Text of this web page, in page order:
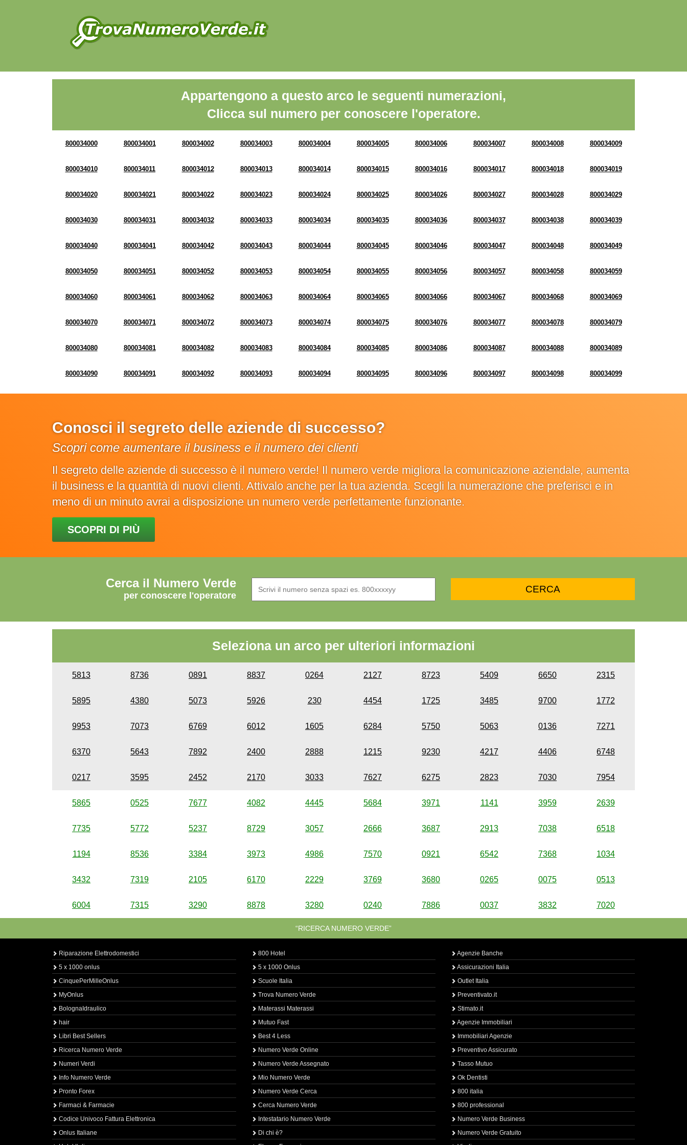
Appartengono a questo arco le seguenti numerazioni,
Clicca sul numero per conoscere l'operatore.
800034000 800034001 800034002 800034003 800034004 800034005 800034006 800034007 800034008 800034009
800034010 800034011 800034012 800034013 800034014 800034015 800034016 800034017 800034018 800034019
800034020 800034021 800034022 800034023 800034024 800034025 800034026 800034027 800034028 800034029
800034030 800034031 800034032 800034033 800034034 800034035 800034036 800034037 800034038 800034039
800034040 800034041 800034042 800034043 800034044 800034045 800034046 800034047 800034048 800034049
800034050 800034051 800034052 800034053 800034054 800034055 800034056 800034057 800034058 800034059
800034060 800034061 800034062 800034063 800034064 800034065 800034066 800034067 800034068 800034069
800034070 800034071 800034072 800034073 800034074 800034075 800034076 800034077 800034078 800034079
800034080 800034081 800034082 800034083 800034084 800034085 800034086 800034087 800034088 800034089
800034090 800034091 800034092 800034093 800034094 800034095 800034096 800034097 800034098 800034099
Conosci il segreto delle aziende di successo?
Scopri come aumentare il business e il numero dei clienti
Il segreto delle aziende di successo è il numero verde! Il numero verde migliora la comunicazione aziendale, aumenta
il business e la quantità di nuovi clienti. Attivalo anche per la tua azienda. Scegli la numerazione che preferisci e in
meno di un minuto avrai a disposizione un numero verde perfettamente funzionante.
SCOPRI DI PIÙ
Cerca il Numero Verde
per conoscere l'operatore
Seleziona un arco per ulteriori informazioni
5813 8736 0891 8837 0264 2127 8723 5409 6650 2315
5895 4380 5073 5926 230 4454 1725 3485 9700 1772
9953 7073 6769 6012 1605 6284 5750 5063 0136 7271
6370 5643 7892 2400 2888 1215 9230 4217 4406 6748
0217 3595 2452 2170 3033 7627 6275 2823 7030 7954
5865 0525 7677 4082 4445 5684 3971 1141 3959 2639
7735 5772 5237 8729 3057 2666 3687 2913 7038 6518
1194 8536 3384 3973 4986 7570 0921 6542 7368 1034
3432 7319 2105 6170 2229 3769 3680 0265 0075 0513
6004 7315 3290 8878 3280 0240 7886 0037 3832 7020
“RICERCA NUMERO VERDE”
Riparazione Elettrodomestici
5 x 1000 onlus
CinquePerMilleOnlus
MyOnlus
BolognaIdraulico
hair
Libri Best Sellers
Ricerca Numero Verde
Numeri Verdi
Info Numero Verde
Pronto Forex
Farmaci & Farmacie
Codice Univoco Fattura Elettronica
Onlus Italiane
800 Hotel
5 x 1000 Onlus
Scuole Italia
Trova Numero Verde
Materassi Materassi
Mutuo Fast
Best 4 Less
Numero Verde Online
Numero Verde Assegnato
Mio Numero Verde
Numero Verde Cerca
Cerca Numero Verde
Intestatario Numero Verde
Di chi è?
Agenzie Banche
Assicurazioni Italia
Outlet Italia
Preventivato.it
Stimato.it
Agenzie Immobiliari
Immobiliari Agenzie
Preventivo Assicurato
Tasso Mutuo
Ok Dentisti
800 italia
800 professional
Numero Verde Business
Numero Verde Gratuito